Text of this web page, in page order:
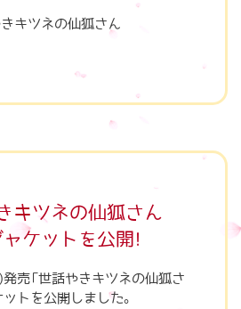
キツネの仙狐さん
ケットを公開！
売「世話やきキツネの仙狐さ
トを公開しました。